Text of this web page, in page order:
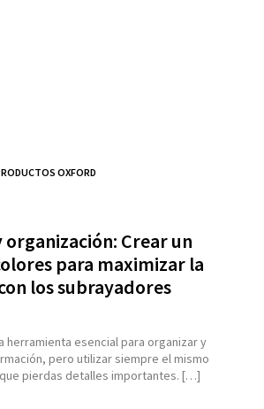
OXFORD
organización: Crear un
para maximizar la
los subrayadores
herramienta esencial para organizar y
pero utilizar siempre el mismo
pierdas detalles importantes. […]